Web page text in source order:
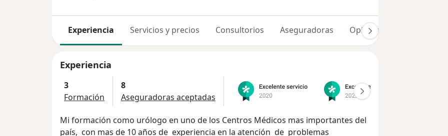
Experiencia Servicios y precios Consultorios Aseguradoras Opiniones (337)
Experiencia
3
Formación
8
Aseguradoras aceptadas
Mi formación como urólogo en uno de los Centros Médicos mas importantes del
país, con mas de 10 años de experiencia en la atención de problemas